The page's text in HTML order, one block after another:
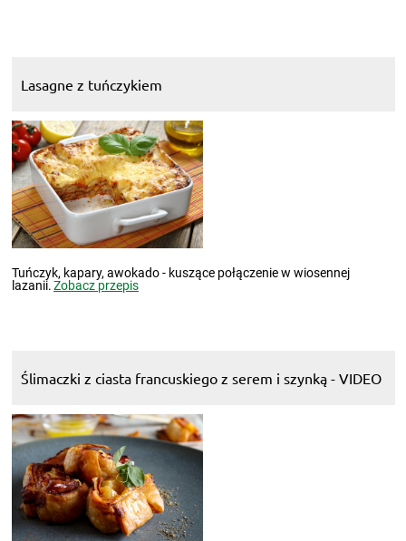
Lasagne z tuńczykiem
Tuńczyk, kapary, awokado - kuszące połączenie w wiosennej
lazanii.Zobacz przepis
Ślimaczki z ciasta francuskiego z serem i szynką - VIDEO